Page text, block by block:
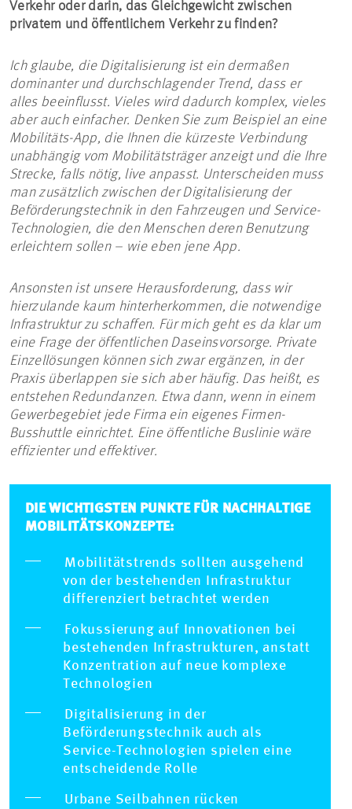
Verkehr oder darin, das Gleichgewicht zwischen
privatem und öffentlichem Verkehr zu finden?
Ich glaube, die Digitalisierung ist ein dermaßen
dominanter und durchschlagender Trend, dass er
alles beeinflusst. Vieles wird dadurch komplex, vieles
aber auch einfacher. Denken Sie zum Beispiel an eine
Mobilitäts-App, die Ihnen die kürzeste Verbindung
unabhängig vom Mobilitätsträger anzeigt und die Ihre
Strecke, falls nötig, live anpasst. Unterscheiden muss
man zusätzlich zwischen der Digitalisierung der
Beförderungstechnik in den Fahrzeugen und Service-
Technologien, die den Menschen deren Benutzung
erleichtern sollen – wie eben jene App.
Ansonsten ist unsere Herausforderung, dass wir
hierzulande kaum hinterherkommen, die notwendige
Infrastruktur zu schaffen. Für mich geht es da klar um
eine Frage der öffentlichen Daseinsvorsorge. Private
Einzellösungen können sich zwar ergänzen, in der
Praxis überlappen sie sich aber häufig. Das heißt, es
entstehen Redundanzen. Etwa dann, wenn in einem
Gewerbegebiet jede Firma ein eigenes Firmen-
Busshuttle einrichtet. Eine öffentliche Buslinie wäre
effizienter und effektiver.
DIE WICHTIGSTEN PUNKTE FÜR NACHHALTIGE
MOBILITÄTSKONZEPTE:
Mobilitätstrends sollten ausgehend
von der bestehenden Infrastruktur
differenziert betrachtet werden
Fokussierung auf Innovationen bei
bestehenden Infrastrukturen, anstatt
Konzentration auf neue komplexe
Technologien
Digitalisierung in der
Beförderungstechnik auch als
Service-Technologien spielen eine
entscheidende Rolle
Urbane Seilbahnen rücken